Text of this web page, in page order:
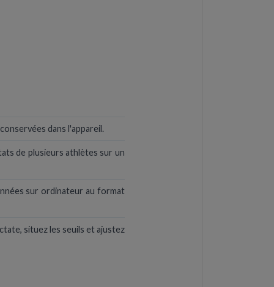
dans l'appareil.
de plusieurs athlètes sur un
sur ordinateur au format
situez les seuils et ajustez